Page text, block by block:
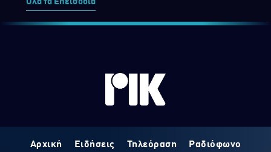
Όλα τα Επεισόδια
Αρχική Ειδήσεις Τηλεόραση Ραδιόφωνο